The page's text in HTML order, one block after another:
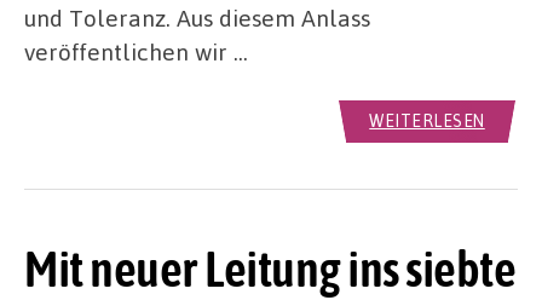
und Toleranz. Aus diesem Anlass
veröffentlichen wir …
WEITERLESEN
Mit neuer Leitung ins siebte